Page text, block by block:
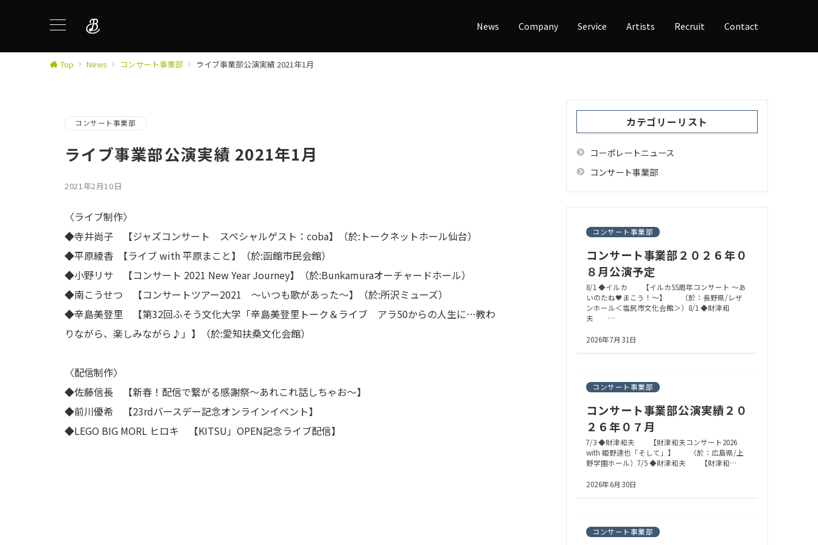
News Company Service Artists Recruit Contact
Top News コンサート事業部 ライブ事業部公演実績 2021年1月
コンサート事業部
ライブ事業部公演実績 2021年1月
2021年2月10日
〈ライブ制作〉
◆寺井尚子 【ジャズコンサート スペシャルゲスト：coba】（於:トークネットホール仙台）
◆平原綾香 【ライブ with 平原まこと】（於:函館市民会館）
◆小野リサ 【コンサート 2021 New Year Journey】（於:Bunkamuraオーチャードホール）
◆南こうせつ 【コンサートツアー2021 ～いつも歌があった～】（於:所沢ミューズ）
◆辛島美登里 【第32回ふそう文化大学「辛島美登里トーク＆ライブ アラ50からの人生に…教わ
りながら、楽しみながら♪」】（於:愛知扶桑文化会館）
〈配信制作〉
◆佐藤信長 【新春！配信で繋がる感謝祭〜あれこれ話しちゃお～】
◆前川優希 【23rdバースデー記念オンラインイベント】
◆LEGO BIG MORL ヒロキ 【KITSU」OPEN記念ライブ配信】
カテゴリーリスト
コーポレートニュース
コンサート事業部
コンサート事業部
コンサート事業部２０２６年０
８月公演予定
8/1 ◆イルカ 【イルカ55周年コンサート ～あ
いのたね🖤まこう！～】 （於：長野県/レザ
ンホール＜塩尻市文化会館＞）8/1 ◆財津和
夫 …
2026年7月31日
コンサート事業部
コンサート事業部公演実績２０
２６年０７月
7/3 ◆財津和夫 【財津和夫コンサート2026
with 姫野達也「そして」】 （於：広島県/上
野学園ホール）7/5 ◆財津和夫 【財津和…
2026年6月30日
コンサート事業部